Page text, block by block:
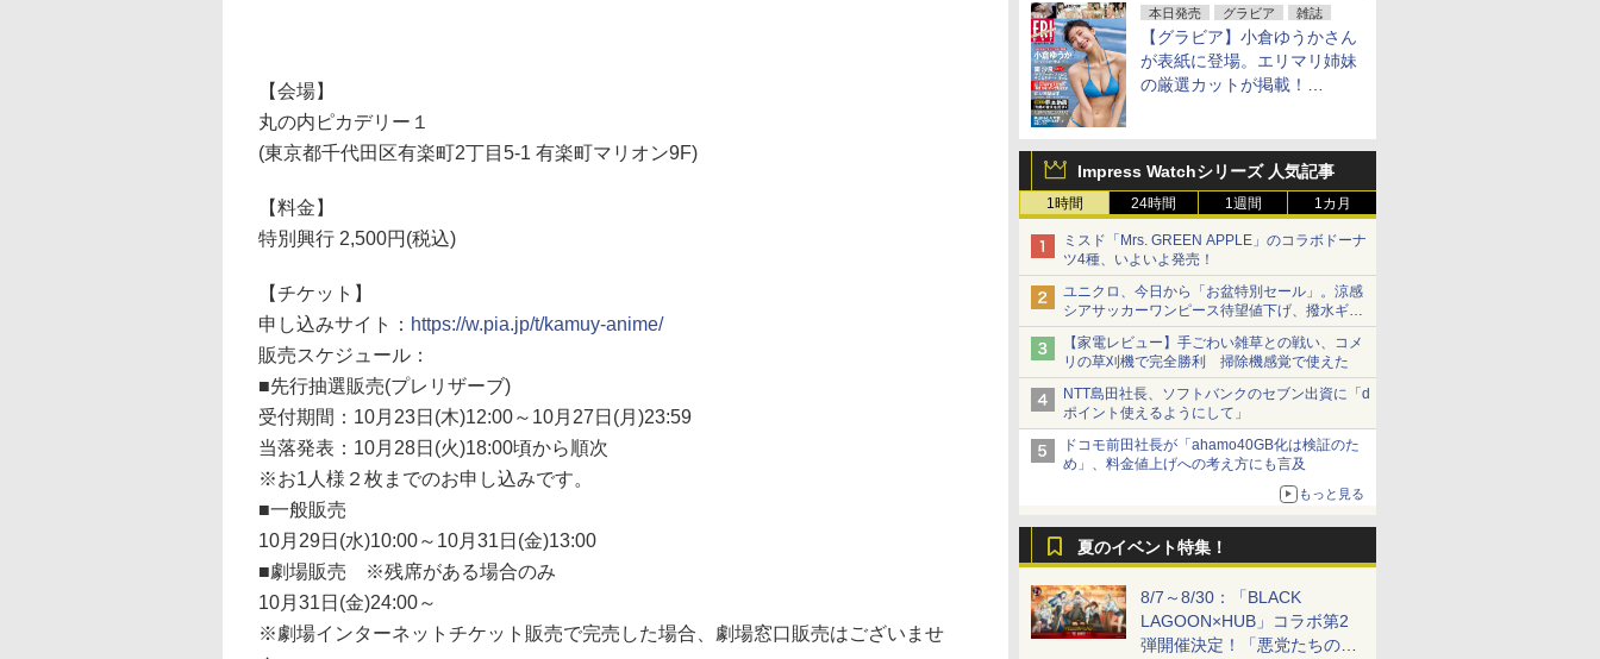
本日発売 グラビア 雑誌
【グラビア】小倉ゆうかさん
が表紙に登場。エリマリ姉妹
の厳選カットが掲載！
Impress Watchシリーズ 人気記事
1時間 24時間 1週間 1カ月
ミスド「Mrs. GREEN APPLE」のコラボドーナ
ツ4種、いよいよ発売！
ユニクロ、今日から「お盆特別セール」。涼感
シアサッカーワンピース待望値下げ、撥水ギア
ショーツは1990円に
【家電レビュー】手ごわい雑草との戦い、コメ
リの草刈機で完全勝利 掃除機感覚で使えた
NTT島田社長、ソフトバンクのセブン出資に「d
ポイント使えるようにして」
ドコモ前田社長が「ahamo40GB化は検証のた
め」、料金値上げへの考え方にも言及
もっと見る
夏のイベント特集！
8/7～8/30：「BLACK
LAGOON×HUB」コラボ第2
弾開催決定！「悪党たちの休
【会場】
丸の内ピカデリー１
(東京都千代田区有楽町2丁目5-1 有楽町マリオン9F)
【料金】
特別興行 2,500円(税込)
【チケット】
申し込みサイト： https://w.pia.jp/t/kamuy-anime/
販売スケジュール：
■先行抽選販売(プレリザーブ)
受付期間：10月23日(木)12:00～10月27日(月)23:59
当落発表：10月28日(火)18:00頃から順次
※お1人様２枚までのお申し込みです。
■一般販売
10月29日(水)10:00～10月31日(金)13:00
■劇場販売 ※残席がある場合のみ
10月31日(金)24:00～
※劇場インターネットチケット販売で完売した場合、劇場窓口販売はございませ